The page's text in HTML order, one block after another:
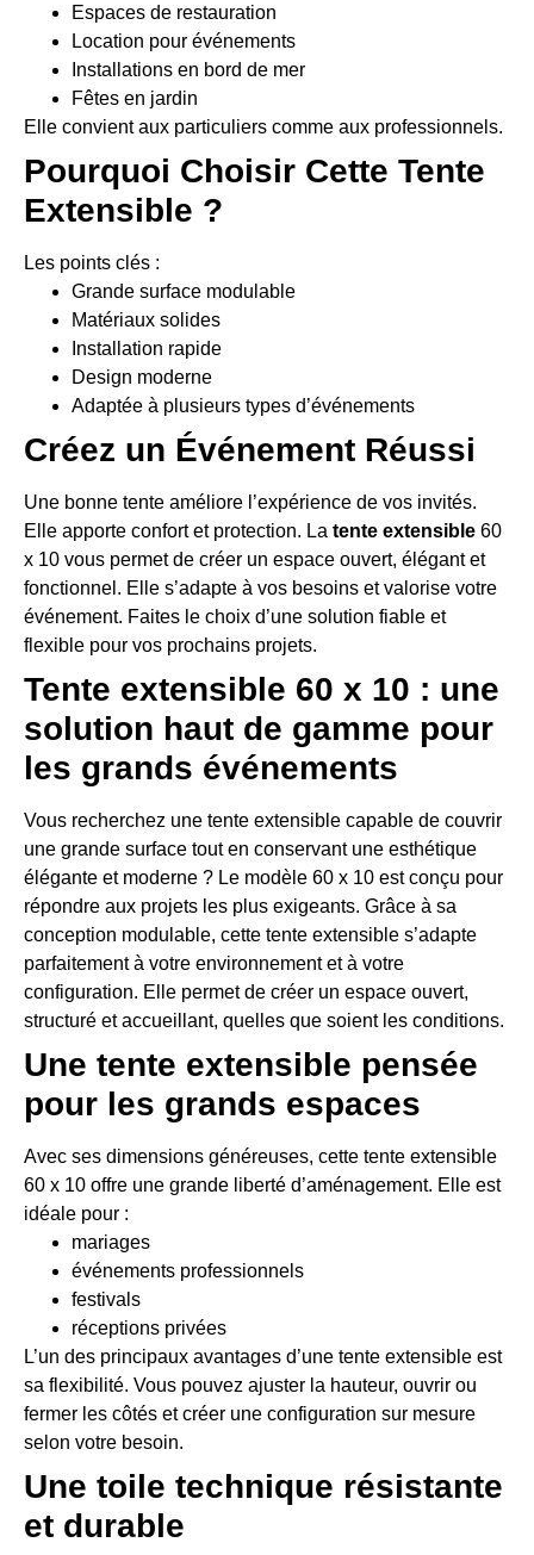
Espaces de restauration
Location pour événements
Installations en bord de mer
Fêtes en jardin
Elle convient aux particuliers comme aux professionnels.
Pourquoi Choisir Cette Tente
Extensible ?
Les points clés :
Grande surface modulable
Matériaux solides
Installation rapide
Design moderne
Adaptée à plusieurs types d’événements
Créez un Événement Réussi
Une bonne tente améliore l’expérience de vos invités.
Elle apporte confort et protection. La tente extensible 60
x 10 vous permet de créer un espace ouvert, élégant et
fonctionnel. Elle s’adapte à vos besoins et valorise votre
événement. Faites le choix d’une solution fiable et
flexible pour vos prochains projets.
Tente extensible 60 x 10 : une
solution haut de gamme pour
les grands événements
Vous recherchez une tente extensible capable de couvrir
une grande surface tout en conservant une esthétique
élégante et moderne ? Le modèle 60 x 10 est conçu pour
répondre aux projets les plus exigeants. Grâce à sa
conception modulable, cette tente extensible s’adapte
parfaitement à votre environnement et à votre
configuration. Elle permet de créer un espace ouvert,
structuré et accueillant, quelles que soient les conditions.
Une tente extensible pensée
pour les grands espaces
Avec ses dimensions généreuses, cette tente extensible
60 x 10 offre une grande liberté d’aménagement. Elle est
idéale pour :
mariages
événements professionnels
festivals
réceptions privées
L’un des principaux avantages d’une tente extensible est
sa flexibilité. Vous pouvez ajuster la hauteur, ouvrir ou
fermer les côtés et créer une configuration sur mesure
selon votre besoin.
Une toile technique résistante
et durable